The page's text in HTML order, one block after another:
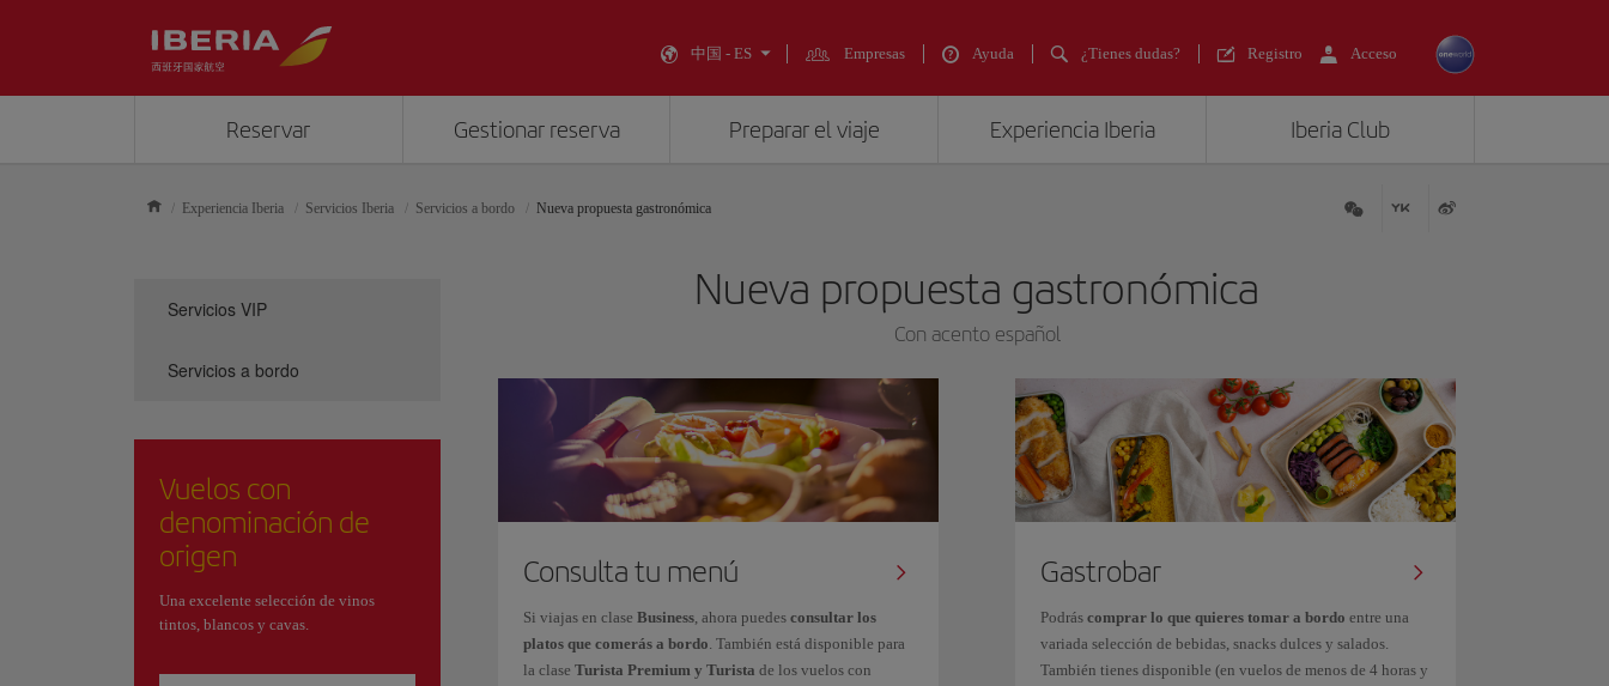
中国 - ES Empresas Ayuda ¿Tienes dudas? Registro Acceso
Reservar Gestionar reserva Preparar el viaje Experiencia Iberia Iberia Club
Experiencia Iberia Servicios Iberia Servicios a bordo Nueva propuesta gastronómica
Nueva propuesta gastronómica
Con acento español
Consulta tu menú
Si viajas en clase Business, ahora puedes consultar los
platos que comerás a bordo. También está disponible para
la clase Turista Premium y Turista de los vuelos con
Gastrobar
Podrás comprar lo que quieres tomar a bordo entre una
variada selección de bebidas, snacks dulces y salados.
También tienes disponible (en vuelos de menos de 4 horas y
Servicios VIP
Servicios a bordo
Vuelos con
denominación de
origen
Una excelente selección de vinos
tintos, blancos y cavas.